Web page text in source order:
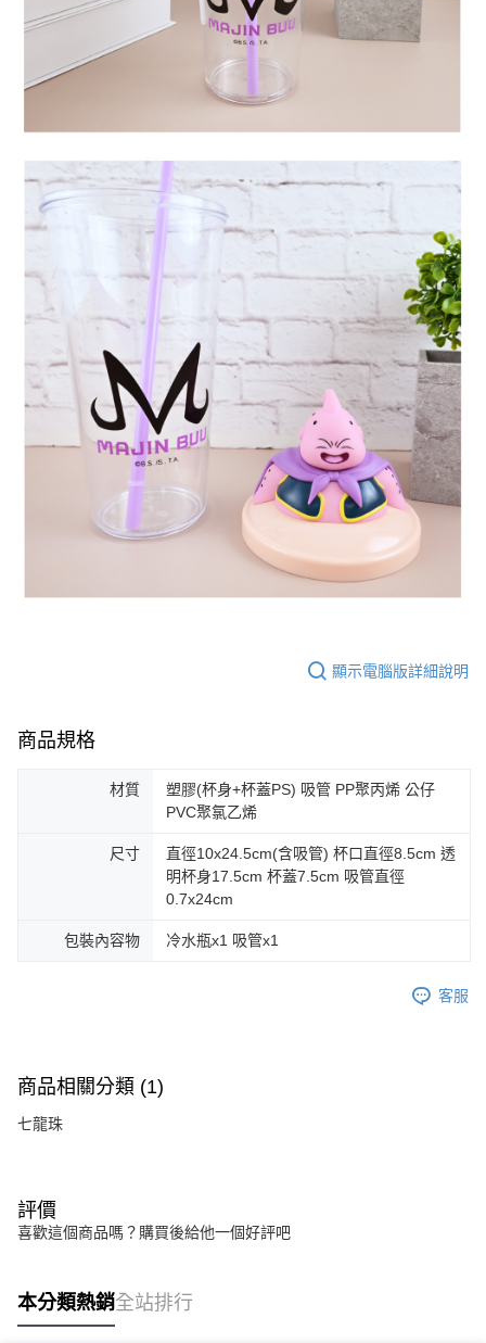
顯示電腦版詳細說明
商品規格
材質
塑膠(杯身+杯蓋PS) 吸管 PP聚丙烯 公仔
PVC聚氯乙烯
尺寸
直徑10x24.5cm(含吸管) 杯口直徑8.5cm 透
明杯身17.5cm 杯蓋7.5cm 吸管直徑
0.7x24cm
包裝內容物 冷水瓶x1 吸管x1
客服
商品相關分類 (1)
七龍珠
評價
喜歡這個商品嗎？購買後給他一個好評吧
本分類熱銷全站排行